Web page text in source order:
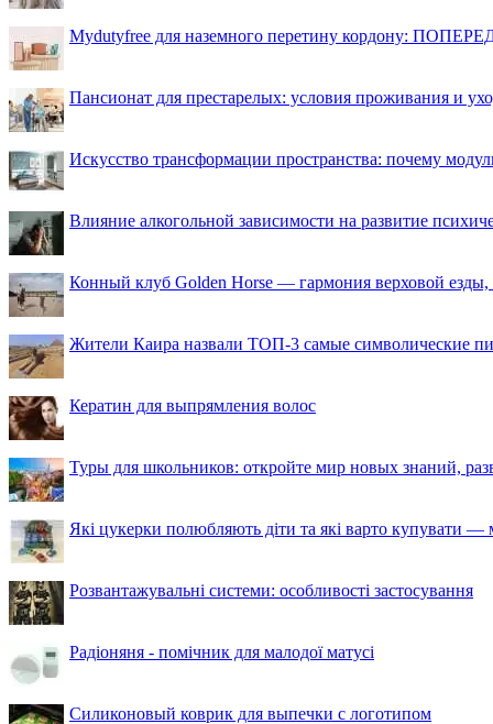
Mydutyfree для наземного перетину кордону:
Пансионат для престарелых: условия проживания и
Искусство трансформации пространства: почему
Влияние алкогольной зависимости на развитие
Конный клуб Golden Horse — гармония верховой езды,
Жители Каира назвали ТОП-3 самые символические
Кератин для выпрямления волос
Туры для школьников: откройте мир новых знаний,
Які цукерки полюбляють діти та які варто купувати —
Розвантажувальні системи: особливості застосування
Радіоняня - помічник для малодої матусі
Силиконовый коврик для выпечки с логотипом